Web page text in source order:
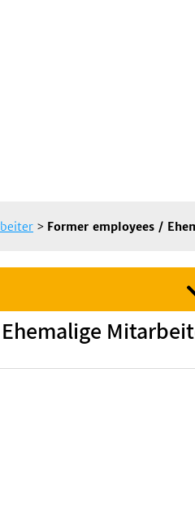
> Former employees /